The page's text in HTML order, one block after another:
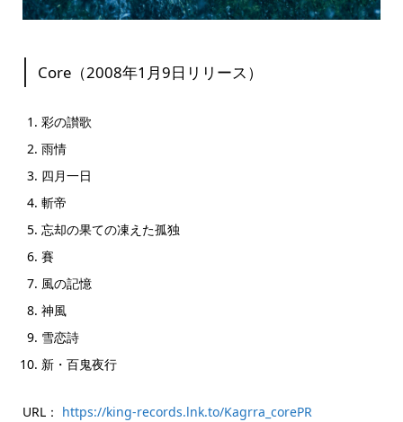
Core（2008年1月9日リリース）
彩の讃歌
雨情
四月一日
斬帝
忘却の果ての凍えた孤独
賽
風の記憶
神風
雪恋詩
新・百鬼夜行
URL： https://king-records.lnk.to/Kagrra_corePR